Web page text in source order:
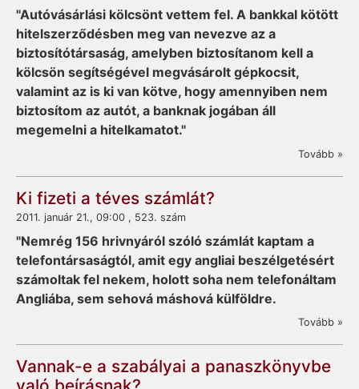
"Autóvásárlási kölcsönt vettem fel. A bankkal kötött
hitelszerződésben meg van nevezve az a
biztosítótársaság, amelyben biztosítanom kell a
kölcsön segítségével megvásárolt gépkocsit,
valamint az is ki van kötve, hogy amennyiben nem
biztosítom az autót, a banknak jogában áll
megemelni a hitelkamatot."
Tovább »
Ki fizeti a téves számlát?
2011. január 21., 09:00 , 523. szám
"Nemrég 156 hrivnyáról szóló számlát kaptam a
telefontársaságtól, amit egy angliai beszélgetésért
számoltak fel nekem, holott soha nem telefonáltam
Angliába, sem sehová máshová külföldre.
Tovább »
Vannak-e a szabályai a panaszkönyvbe